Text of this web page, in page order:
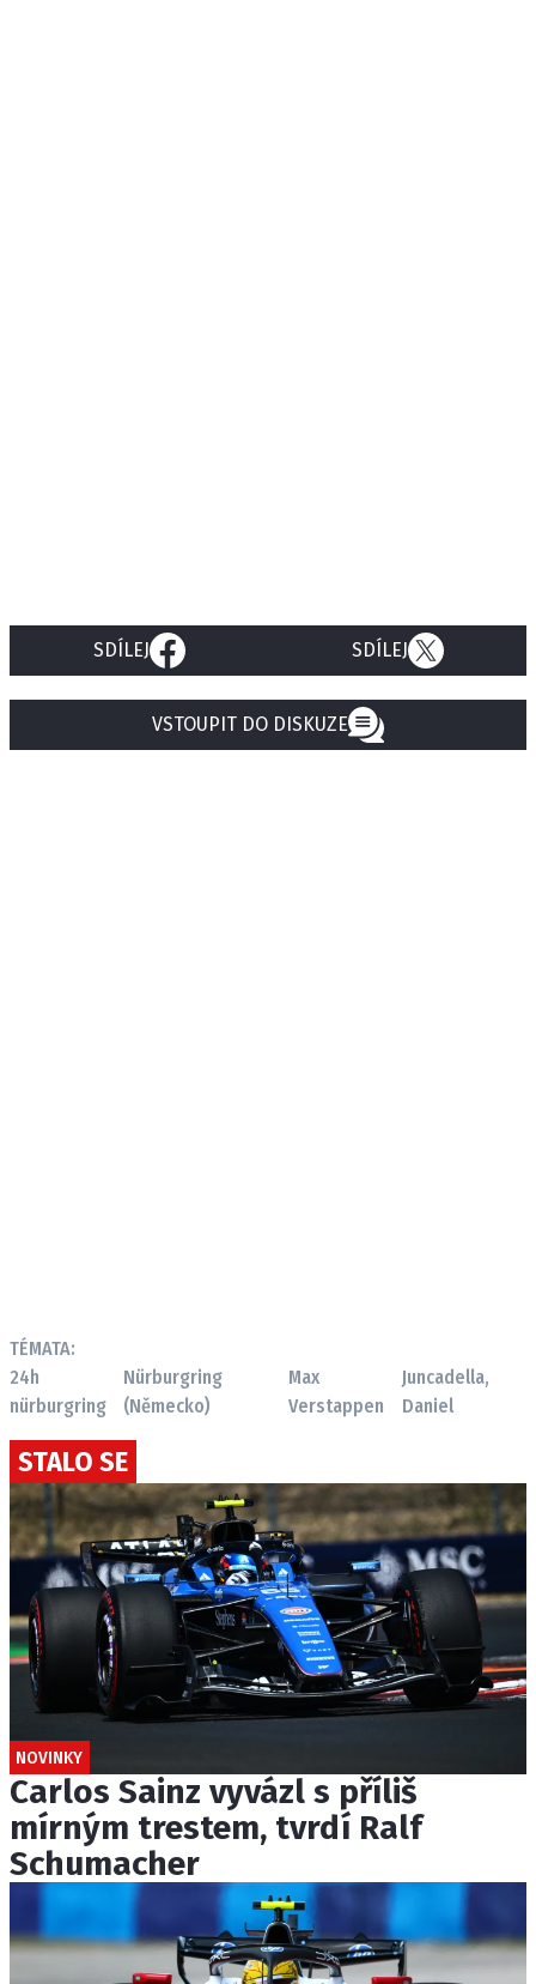
SDÍLEJ SDÍLEJ
VSTOUPIT DO DISKUZE
TÉMATA:
24h
nürburgring
Nürburgring
(Německo)
Max
Verstappen
Juncadella,
Daniel
STALO SE
NOVINKY
Carlos Sainz vyvázl s příliš
mírným trestem, tvrdí Ralf
Schumacher